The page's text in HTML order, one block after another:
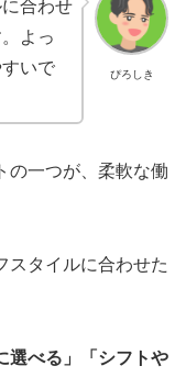
ぴろしき
合わせ
よっ
いで
の一つが、柔軟な働
スタイルに合わせた
選べる」「シフトや